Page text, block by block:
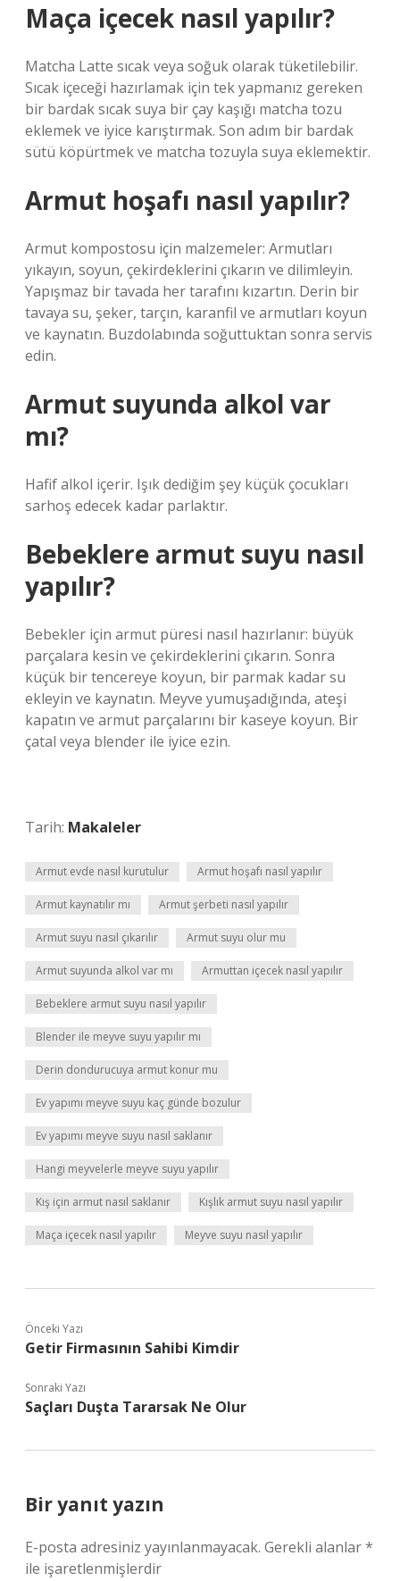
Maça içecek nasıl yapılır?
Matcha Latte sıcak veya soğuk olarak tüketilebilir.
Sıcak içeceği hazırlamak için tek yapmanız gereken
bir bardak sıcak suya bir çay kaşığı matcha tozu
eklemek ve iyice karıştırmak. Son adım bir bardak
sütü köpürtmek ve matcha tozuyla suya eklemektir.
Armut hoşafı nasıl yapılır?
Armut kompostosu için malzemeler: Armutları
yıkayın, soyun, çekirdeklerini çıkarın ve dilimleyin.
Yapışmaz bir tavada her tarafını kızartın. Derin bir
tavaya su, şeker, tarçın, karanfil ve armutları koyun
ve kaynatın. Buzdolabında soğuttuktan sonra servis
edin.
Armut suyunda alkol var
mı?
Hafif alkol içerir. Işık dediğim şey küçük çocukları
sarhoş edecek kadar parlaktır.
Bebeklere armut suyu nasıl
yapılır?
Bebekler için armut püresi nasıl hazırlanır: büyük
parçalara kesin ve çekirdeklerini çıkarın. Sonra
küçük bir tencereye koyun, bir parmak kadar su
ekleyin ve kaynatın. Meyve yumuşadığında, ateşi
kapatın ve armut parçalarını bir kaseye koyun. Bir
çatal veya blender ile iyice ezin.
Tarih: Makaleler
Armut evde nasıl kurutulur Armut hoşafı nasıl yapılır
Armut kaynatılır mı Armut şerbeti nasıl yapılır
Armut suyu nasıl çıkarılır Armut suyu olur mu
Armut suyunda alkol var mı Armuttan içecek nasıl yapılır
Bebeklere armut suyu nasıl yapılır
Blender ile meyve suyu yapılır mı
Derin dondurucuya armut konur mu
Ev yapımı meyve suyu kaç günde bozulur
Ev yapımı meyve suyu nasıl saklanır
Hangi meyvelerle meyve suyu yapılır
Kış için armut nasıl saklanır Kışlık armut suyu nasıl yapılır
Maça içecek nasıl yapılır Meyve suyu nasıl yapılır
Önceki Yazı
Getir Firmasının Sahibi Kimdir
Sonraki Yazı
Saçları Duşta Tararsak Ne Olur
Bir yanıt yazın
E-posta adresiniz yayınlanmayacak. Gerekli alanlar*
ile işaretlenmişlerdir